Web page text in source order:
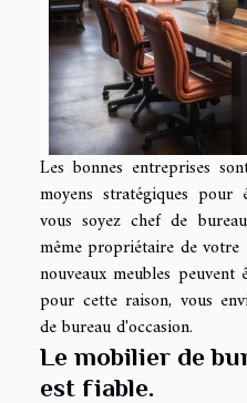
Les bonnes entreprises
moyens stratégiques pour
vous soyez chef de
même propriétaire de votre
nouveaux meubles
pour cette raison, vous
de bureau d'occasion.
Le mobilier de
est fiable.